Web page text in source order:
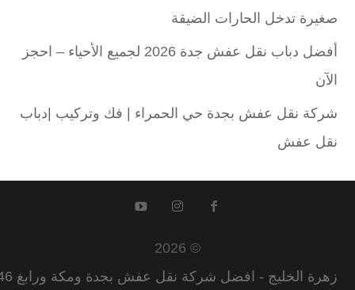
صغيرة تدخل الحارات الضيقة
أفضل دباب نقل عفش جدة 2026 لجميع الأحياء – احجز
الآن
شركة نقل عفش بجدة حي الحمراء | فك وتركيب |دباب
نقل عفش
© 2026
زهرة الخليج - افضل شركة نقل عفش بجدة ومكة ورابغ 0555582146